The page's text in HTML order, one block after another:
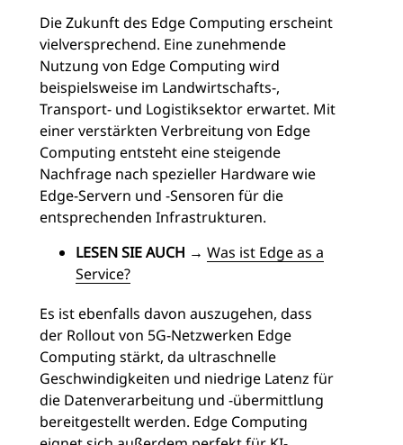
Die Zukunft des Edge Computing erscheint
vielversprechend. Eine zunehmende
Nutzung von Edge Computing wird
beispielsweise im Landwirtschafts-,
Transport- und Logistiksektor erwartet. Mit
einer verstärkten Verbreitung von Edge
Computing entsteht eine steigende
Nachfrage nach spezieller Hardware wie
Edge-Servern und -Sensoren für die
entsprechenden Infrastrukturen.
LESEN SIE AUCH → Was ist Edge as a
Service?
Es ist ebenfalls davon auszugehen, dass
der Rollout von 5G-Netzwerken Edge
Computing stärkt, da ultraschnelle
Geschwindigkeiten und niedrige Latenz für
die Datenverarbeitung und -übermittlung
bereitgestellt werden. Edge Computing